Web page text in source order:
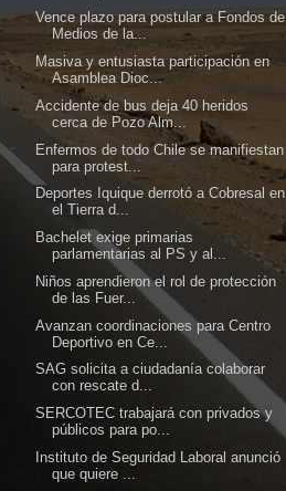
Vence plazo para postular a Fondos de
Medios de la...
Masiva y entusiasta participación en
Asamblea Dioc...
Accidente de bus deja 40 heridos
cerca de Pozo Alm...
Enfermos de todo Chile se manifiestan
para protest...
Deportes Iquique derrotó a Cobresal en
el Tierra d...
Bachelet exige primarias
parlamentarias al PS y al...
Niños aprendieron el rol de protección
de las Fuer...
Avanzan coordinaciones para Centro
Deportivo en Ce...
SAG solicita a ciudadanía colaborar
con rescate d...
SERCOTEC trabajará con privados y
públicos para po...
Instituto de Seguridad Laboral anunció
que quiere ...